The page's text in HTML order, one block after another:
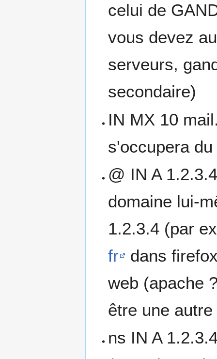
celui de
vous devez
serveurs,
secondaire)
IN MX 10
s'occupera
@ IN A
domaine lui-
1.2.3.4 (par
fr
dans
web (apache
être une
ns IN A